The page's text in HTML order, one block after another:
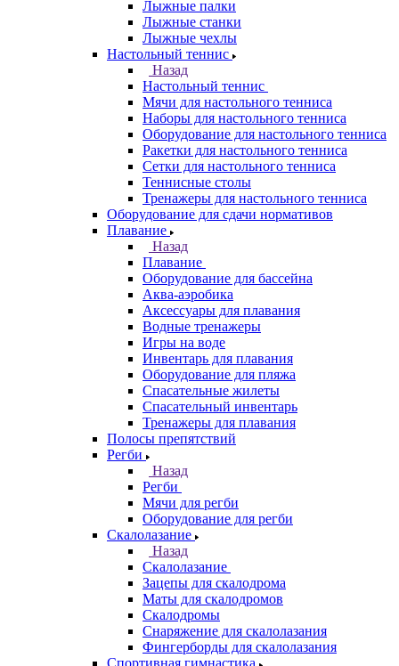
Лыжные палки
Лыжные станки
Лыжные чехлы
Настольный теннис
Назад
Настольный теннис
Мячи для настольного тенниса
Наборы для настольного тенниса
Оборудование для настольного тенниса
Ракетки для настольного тенниса
Сетки для настольного тенниса
Теннисные столы
Тренажеры для настольного тенниса
Оборудование для сдачи нормативов
Плавание
Назад
Плавание
Оборудование для бассейна
Аква-аэробика
Аксессуары для плавания
Водные тренажеры
Игры на воде
Инвентарь для плавания
Оборудование для пляжа
Спасательные жилеты
Спасательный инвентарь
Тренажеры для плавания
Полосы препятствий
Регби
Назад
Регби
Мячи для регби
Оборудование для регби
Скалолазание
Назад
Скалолазание
Зацепы для скалодрома
Маты для скалодромов
Скалодромы
Снаряжение для скалолазания
Фингерборды для скалолазания
Спортивная гимнастика